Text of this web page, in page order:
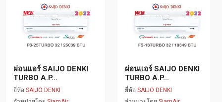
ผ่อนแอร์ SAIJO DENKI
TURBO A.P...
ยี่ห้อ SAIJO DENKI
ผ่อนแอร์ SAIJO DENKI
TURBO A.P...
ยี่ห้อ SAIJO DENKI